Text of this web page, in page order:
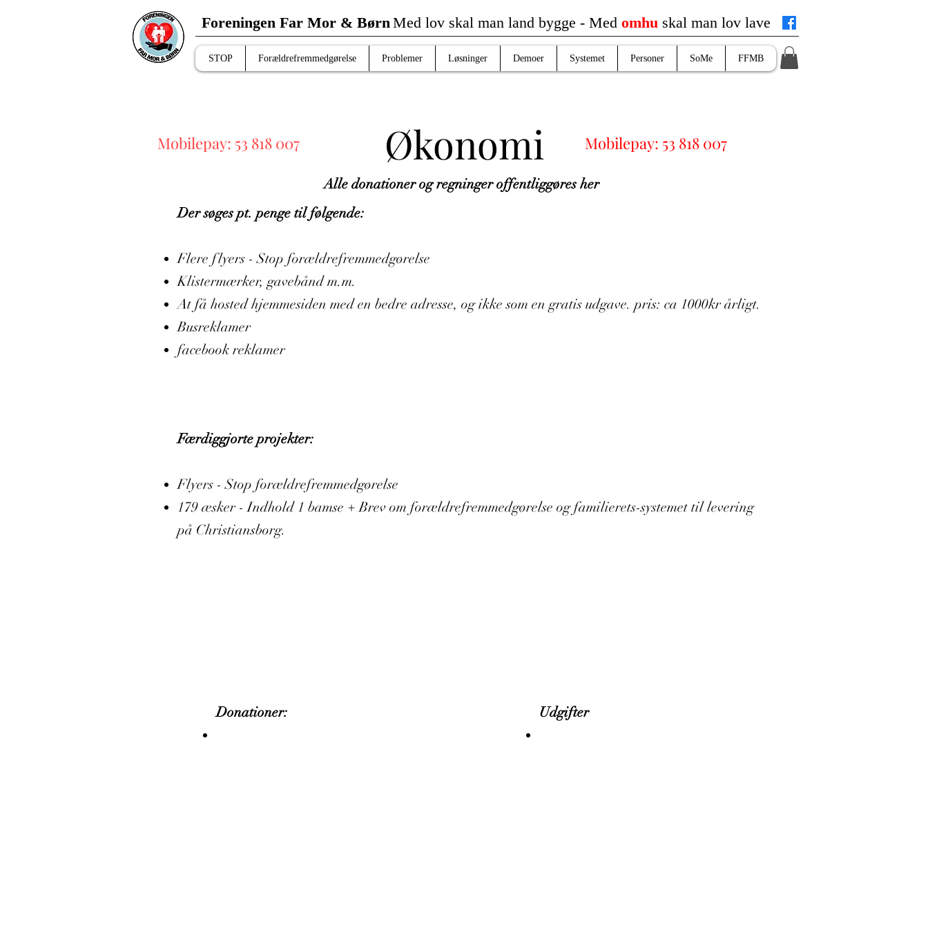
Foreningen Far Mor & BørnMed lov skal man land bygge - Med omhu skal man lov lave
STOP Forældrefremmedgørelse Problemer Løsninger Demoer Systemet Personer SoMe FFMB
Økonomi
Mobilepay: 53 818 007 Mobilepay: 53 818 007
Alle donationer og regninger offentliggøres her
Der søges pt. penge til følgende:
Flere flyers - Stop forældrefremmedgørelse
Klistermærker, gavebånd m.m.
At få hosted hjemmesiden med en bedre adresse, og ikke som en gratis udgave. pris: ca 1000kr årligt.
Busreklamer
facebook reklamer
Færdiggjorte projekter:
Flyers - Stop forældrefremmedgørelse
179 æsker - Indhold 1 bamse + Brev om forældrefremmedgørelse og familierets-systemet til levering
på Christiansborg.
Donationer: Udgifter